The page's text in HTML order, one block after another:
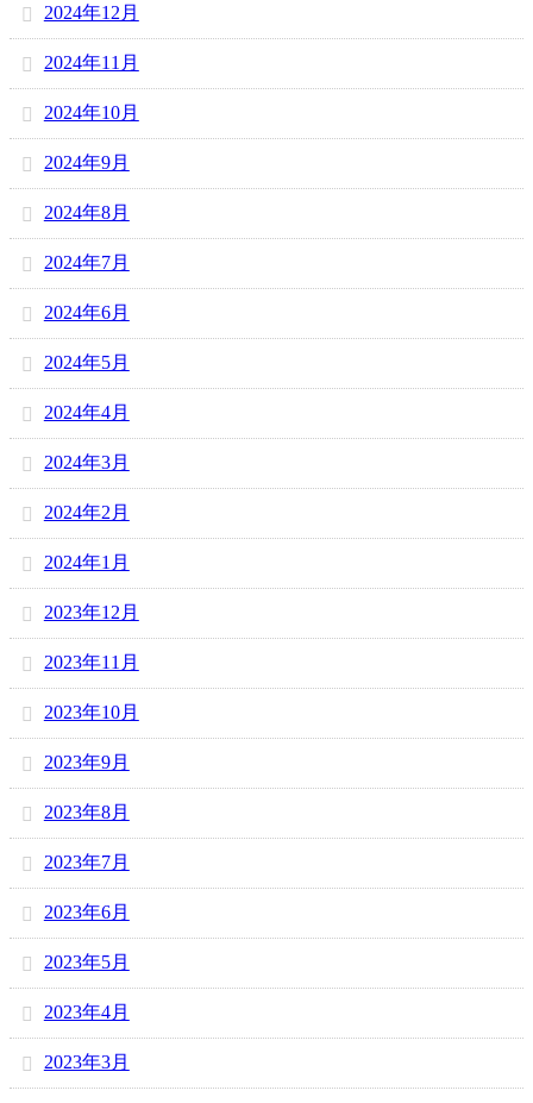
2024年12月
2024年11月
2024年10月
2024年9月
2024年8月
2024年7月
2024年6月
2024年5月
2024年4月
2024年3月
2024年2月
2024年1月
2023年12月
2023年11月
2023年10月
2023年9月
2023年8月
2023年7月
2023年6月
2023年5月
2023年4月
2023年3月